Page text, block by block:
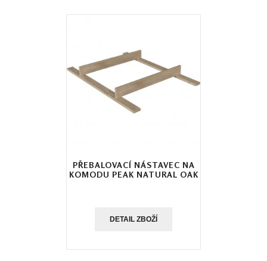
PŘEBALOVACÍ NÁSTAVEC NA
KOMODU PEAK NATURAL OAK
DETAIL ZBOŽÍ